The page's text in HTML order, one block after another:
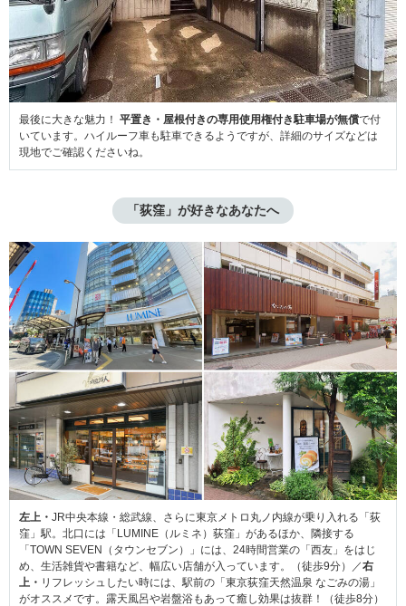
最後に大きな魅力！ 平置き・屋根付きの専用使用権付き駐車場が無償で付
いています。ハイルーフ車も駐車できるようですが、詳細のサイズなどは
現地でご確認くださいね。
「荻窪」が好きなあなたへ
左上・ JR中央本線・総武線、さらに東京メトロ丸ノ内線が乗り入れる「荻
窪」駅。北口には「LUMINE（ルミネ）荻窪」があるほか、隣接する
「TOWN SEVEN（タウンセブン）」には、24時間営業の「西友」をはじ
め、生活雑貨や書籍など、幅広い店舗が入っています。（徒歩9分）／右
上・ リフレッシュしたい時には、駅前の「東京荻窪天然温泉 なごみの湯」
がオススメです。露天風呂や岩盤浴もあって癒し効果は抜群！（徒歩8分）